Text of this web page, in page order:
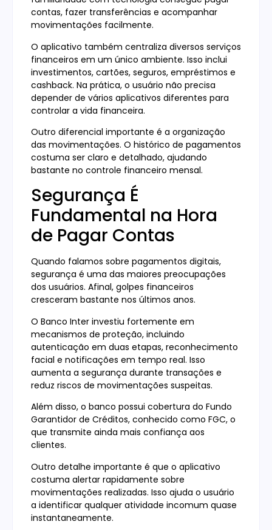
contas, fazer transferências e acompanhar
movimentações facilmente.
O aplicativo também centraliza diversos serviços
financeiros em um único ambiente. Isso inclui
investimentos, cartões, seguros, empréstimos e
cashback. Na prática, o usuário não precisa
depender de vários aplicativos diferentes para
controlar a vida financeira.
Outro diferencial importante é a organização
das movimentações. O histórico de pagamentos
costuma ser claro e detalhado, ajudando
bastante no controle financeiro mensal.
Segurança É
Fundamental na Hora
de Pagar Contas
Quando falamos sobre pagamentos digitais,
segurança é uma das maiores preocupações
dos usuários. Afinal, golpes financeiros
cresceram bastante nos últimos anos.
O Banco Inter investiu fortemente em
mecanismos de proteção, incluindo
autenticação em duas etapas, reconhecimento
facial e notificações em tempo real. Isso
aumenta a segurança durante transações e
reduz riscos de movimentações suspeitas.
Além disso, o banco possui cobertura do Fundo
Garantidor de Créditos, conhecido como FGC, o
que transmite ainda mais confiança aos
clientes.
Outro detalhe importante é que o aplicativo
costuma alertar rapidamente sobre
movimentações realizadas. Isso ajuda o usuário
a identificar qualquer atividade incomum quase
instantaneamente.